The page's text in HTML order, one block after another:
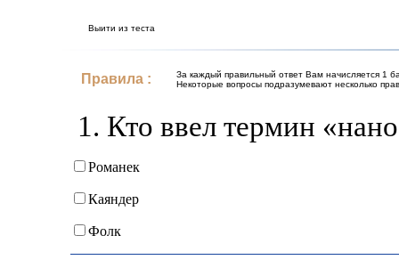
Выити из теста
Правила :
За каждый правильный ответ Вам начисляется 1
Некоторые вопросы подразумевают несколько
1. Кто ввел термин
Романек
Каяндер
Фолк